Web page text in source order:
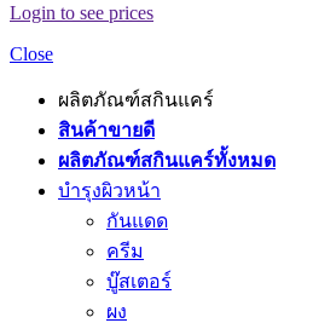
Login to see prices
Close
ผลิตภัณฑ์สกินแคร์
สินค้าขายดี
ผลิตภัณฑ์สกินแคร์ทั้งหมด
บำรุงผิวหน้า
กันแดด
ครีม
บู๊สเตอร์
ผง